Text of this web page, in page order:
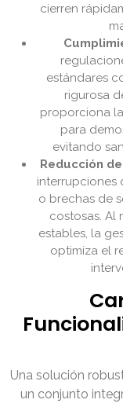
cierren
estándares
rigurosa
proporciona
para
evitando
Reducción
interrupciones
o brechas de
costosas. Al
estables, la
optimiza el
Una solución
un conjunto